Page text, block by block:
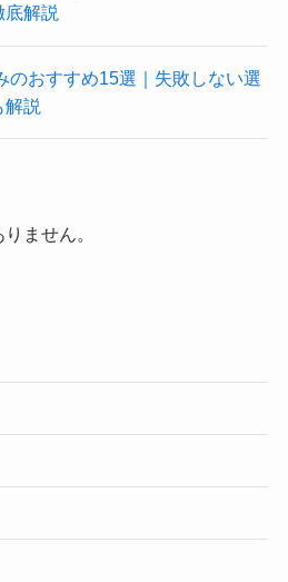
解説
のおすすめ15選｜失敗しない選
解説
ません。